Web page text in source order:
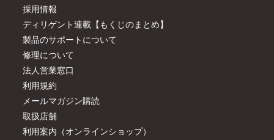
採用情報
ディリゲント連載【もくじのまとめ】
製品のサポートについて
修理について
法人営業窓口
利用規約
メールマガジン購読
取扱店舗
利用案内（オンラインショップ）